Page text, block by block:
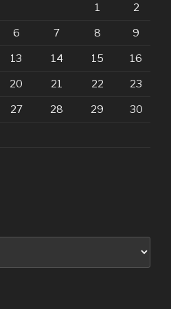
1 2
6 7 8 9
13 14 15 16
20 21 22 23
27 28 29 30